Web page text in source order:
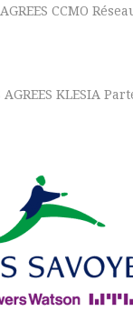
CCMO
AGREES KLESIA